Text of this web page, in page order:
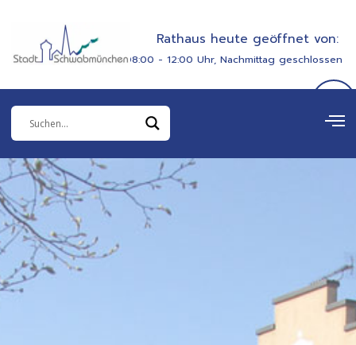
springen
Rathaus heute geöffnet von:
08:00 - 12:00 Uhr, Nachmittag geschlossen